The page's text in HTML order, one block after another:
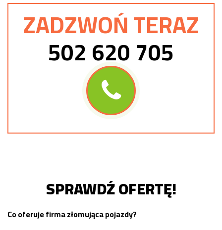
ZADZWOŃ TERAZ
502 620 705
SPRAWDŹ OFERTĘ!
Co oferuje firma złomująca pojazdy?